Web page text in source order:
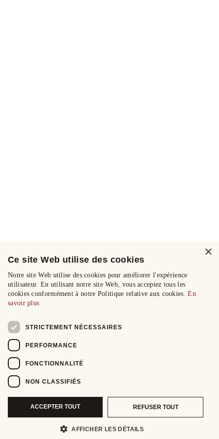
×
Ce site Web utilise des cookies
Notre site Web utilise des cookies pour améliorer l'expérience
utilisateur. En utilisant notre site Web, vous acceptez tous les
cookies conformément à notre Politique relative aux cookies.En
savoir plus
STRICTEMENT NÉCESSAIRES
PERFORMANCE
FONCTIONNALITÉ
NON CLASSIFIÉS
ACCEPTER TOUT REFUSER TOUT
AFFICHER LES DÉTAILS